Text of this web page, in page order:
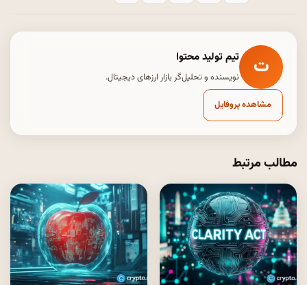
ت تیم تولید محتوا
نویسنده و تحلیل‌گر بازار ارزهای دیجیتال.
مشاهده پروفایل
مطالب مرتبط